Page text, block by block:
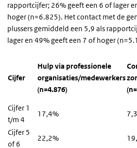
rapportcijfer; 26% geeft een 6 of lager
hoger (n=6.825). Het contact met de
plussers gemiddeld een 5,9 als
lager en 49% geeft een 7 of hoger
Cijfer
Hulp via professionele
organisaties/medewerkers
(n=4.876)
Cijfer 1
t/m 4
17,4%
Cijfer 5
of 6
22,2%